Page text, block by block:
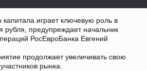
капитала играет ключевую роль в
рубля, предупреждает начальник
РосЕвроБанка Евгений
продолжает увеличивать свою
рынка.